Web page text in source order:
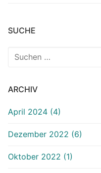
SUCHE
ARCHIV
April 2024 (4)
Dezember 2022 (6)
Oktober 2022 (1)